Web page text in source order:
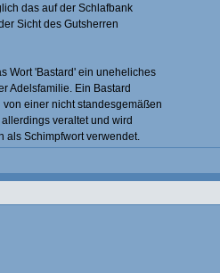
das auf der Schlafbank
Sicht des Gutsherren
Wort 'Bastard' ein uneheliches
Adelsfamilie. Ein Bastard
einer nicht standesgemäßen
veraltet und wird
als Schimpfwort verwendet.